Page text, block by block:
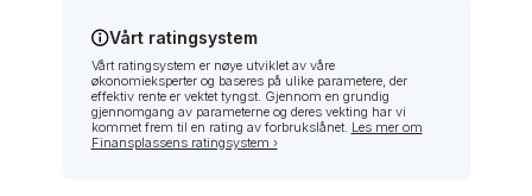
Vårt ratingsystem
Vårt ratingsystem er nøye utviklet av våre
økonomieksperter og baseres på ulike parametere, der
effektiv rente er vektet tyngst. Gjennom en grundig
gjennomgang av parameterne og deres vekting har vi
kommet frem til en rating av forbrukslånet. Les mer om
Finansplassens ratingsystem ›